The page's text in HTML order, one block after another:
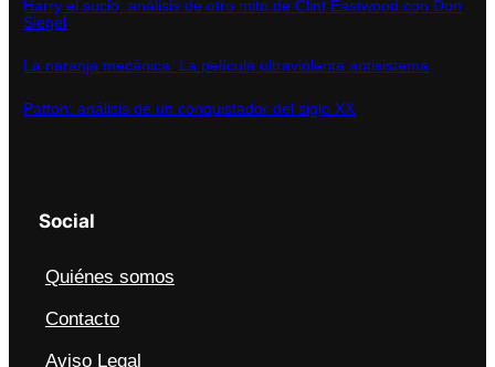
Harry el sucio: análisis de otro mito de Clint Eastwood con Don
Siegel
La naranja mecánica: La película ultraviolenta antisistema
Patton: análisis de un conquistador del siglo XX
Social
Quiénes somos
Contacto
Aviso Legal